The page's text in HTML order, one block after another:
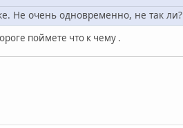
Не очень одновременно, не так ли?
поймете что к чему .